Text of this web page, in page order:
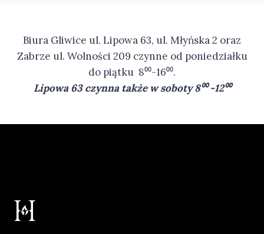
Biura Gliwice ul. Lipowa 63, ul. Młyńska 2 oraz
Zabrze ul. Wolności 209 czynne od poniedziałku
do piątku 8⁰⁰-16⁰⁰.
Lipowa 63 czynna także w soboty 8⁰⁰ -12⁰⁰